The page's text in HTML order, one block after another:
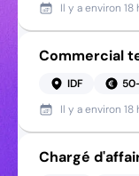
Il y aenviron 18
Commercial
IDF
Il y aenviron 18
Chargé